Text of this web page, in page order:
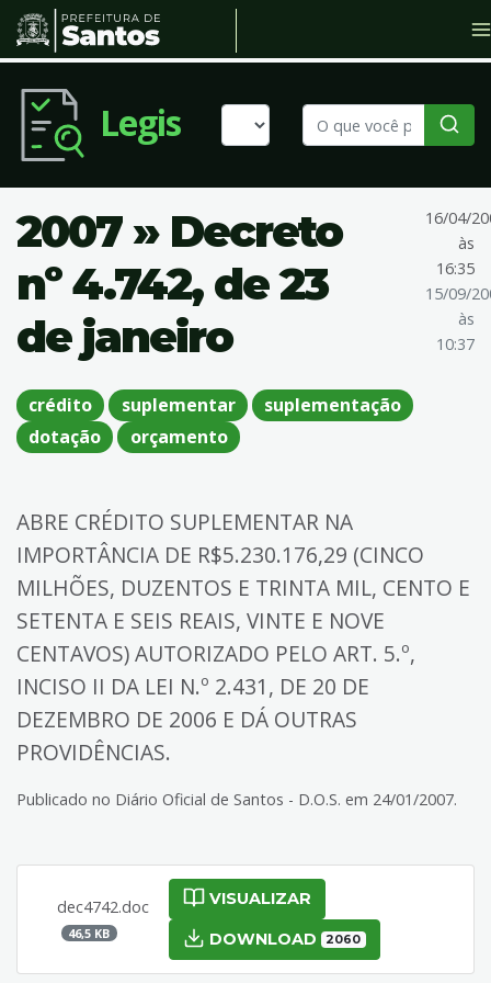
Legis
2007 » Decreto
nº 4.742, de 23
de janeiro
16/04/
às
16:35
15/09/
às
10:37
crédito suplementar
suplementação
dotação
orçamento
ABRE CRÉDITO SUPLEMENTAR NA
IMPORTÂNCIA DE R$5.230.176,29 (CINCO
MILHÕES, DUZENTOS E TRINTA MIL, CENTO E
SETENTA E SEIS REAIS, VINTE E NOVE
CENTAVOS) AUTORIZADO PELO ART. 5.º,
INCISO II DA LEI N.º 2.431, DE 20 DE
DEZEMBRO DE 2006 E DÁ OUTRAS
PROVIDÊNCIAS.
Publicado no Diário Oficial de Santos - D.O.S. em 24/01/2007.
dec4742.doc
46,5 KB
VISUALIZAR
DOWNLOAD 2060